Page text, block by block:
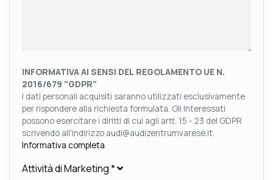
INFORMATIVA AI SENSI DEL REGOLAMENTO UE N.
2016/679 "GDPR"
I dati personali acquisiti saranno utilizzati esclusivamente
per rispondere alla richiesta formulata. Gli Interessati
possono esercitare i diritti di cui agli artt. 15 - 23 del GDPR
scrivendo all'indirizzo audi@audizentrumvarese.it.
Informativa completa
Attività di Marketing*